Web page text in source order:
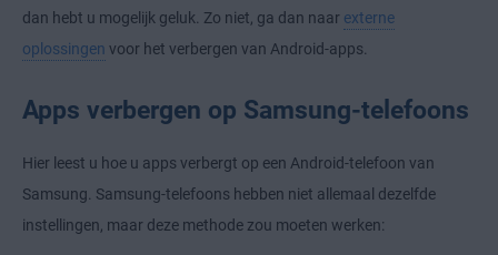
dan hebt u mogelijk geluk. Zo niet, ga dan naar externe
oplossingen voor het verbergen van Android-apps.
Apps verbergen op Samsung-telefoons
Hier leest u hoe u apps verbergt op een Android-telefoon van
Samsung. Samsung-telefoons hebben niet allemaal dezelfde
instellingen, maar deze methode zou moeten werken: